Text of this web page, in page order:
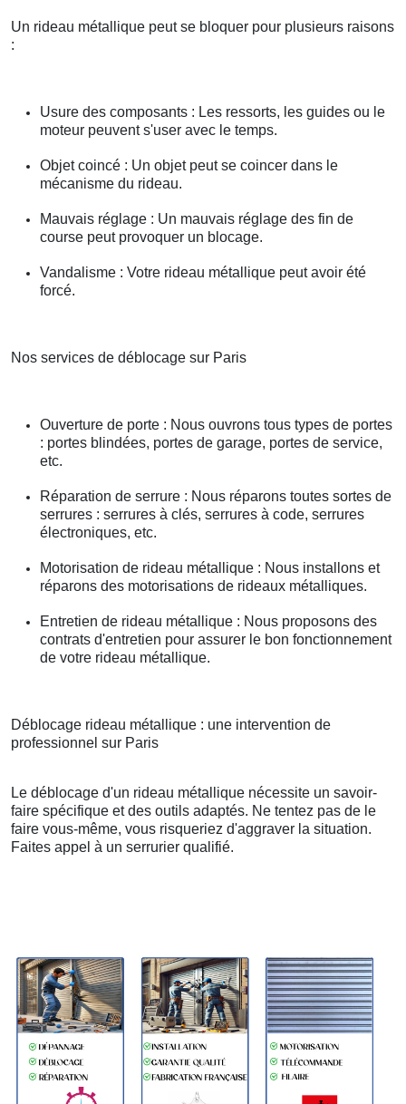
Un rideau métallique peut se bloquer pour plusieurs raisons
:
Usure des composants : Les ressorts, les guides ou le
moteur peuvent s'user avec le temps.
Objet coincé : Un objet peut se coincer dans le
mécanisme du rideau.
Mauvais réglage : Un mauvais réglage des fin de
course peut provoquer un blocage.
Vandalisme : Votre rideau métallique peut avoir été
forcé.
Nos services de déblocage sur Paris
Ouverture de porte : Nous ouvrons tous types de portes
: portes blindées, portes de garage, portes de service,
etc.
Réparation de serrure : Nous réparons toutes sortes de
serrures : serrures à clés, serrures à code, serrures
électroniques, etc.
Motorisation de rideau métallique : Nous installons et
réparons des motorisations de rideaux métalliques.
Entretien de rideau métallique : Nous proposons des
contrats d'entretien pour assurer le bon fonctionnement
de votre rideau métallique.
Déblocage rideau métallique : une intervention de
professionnel sur Paris
Le déblocage d'un rideau métallique nécessite un savoir-
faire spécifique et des outils adaptés. Ne tentez pas de le
faire vous-même, vous risqueriez d'aggraver la situation.
Faites appel à un serrurier qualifié.